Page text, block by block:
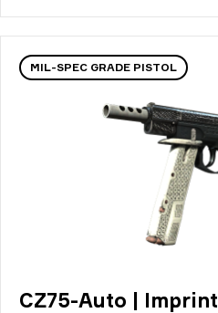
MIL-SPEC GRADE PISTOL
CZ75-Auto | Imprint